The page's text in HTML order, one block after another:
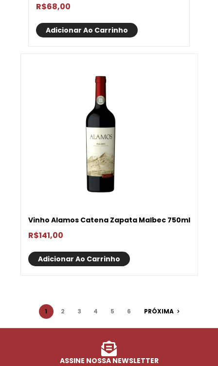
R$68,00
Adicionar Ao Carrinho
Vinho Alamos Catena Zapata Malbec 750ml
R$141,00
Adicionar Ao Carrinho
1 2 3 4 5 6 PRÓXIMA
ASSINE NOSSA NEWSLETTER